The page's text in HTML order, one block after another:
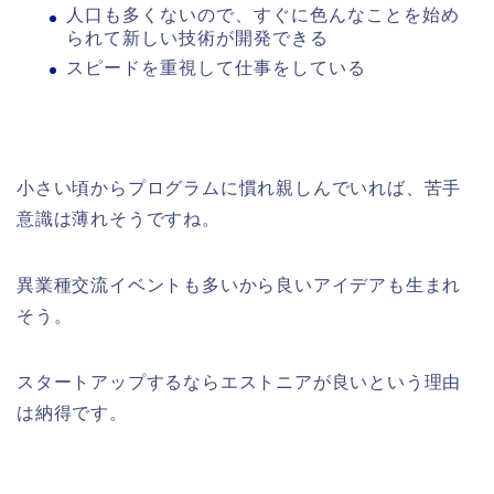
人口も多くないので、すぐに色んなことを始め
られて新しい技術が開発できる
スピードを重視して仕事をしている
小さい頃からプログラムに慣れ親しんでいれば、苦手
意識は薄れそうですね。
異業種交流イベントも多いから良いアイデアも生まれ
そう。
スタートアップするならエストニアが良いという理由
は納得です。